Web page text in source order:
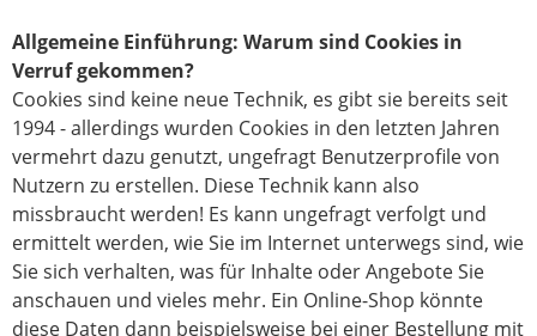
Allgemeine Einführung: Warum sind Cookies in
Verruf gekommen?
Cookies sind keine neue Technik, es gibt sie bereits seit
1994 - allerdings wurden Cookies in den letzten Jahren
vermehrt dazu genutzt, ungefragt Benutzerprofile von
Nutzern zu erstellen. Diese Technik kann also
missbraucht werden! Es kann ungefragt verfolgt und
ermittelt werden, wie Sie im Internet unterwegs sind, wie
Sie sich verhalten, was für Inhalte oder Angebote Sie
anschauen und vieles mehr. Ein Online-Shop könnte
diese Daten dann beispielsweise bei einer Bestellung mit